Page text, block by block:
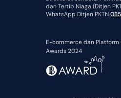
dan Tertib Niaga (Ditjen
WhatsApp Ditjen PKTN
E-commerce dan Platform
Awards 2024